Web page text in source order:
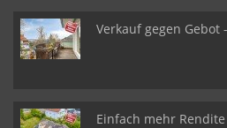
Verkauf gegen Gebot
Einfach mehr